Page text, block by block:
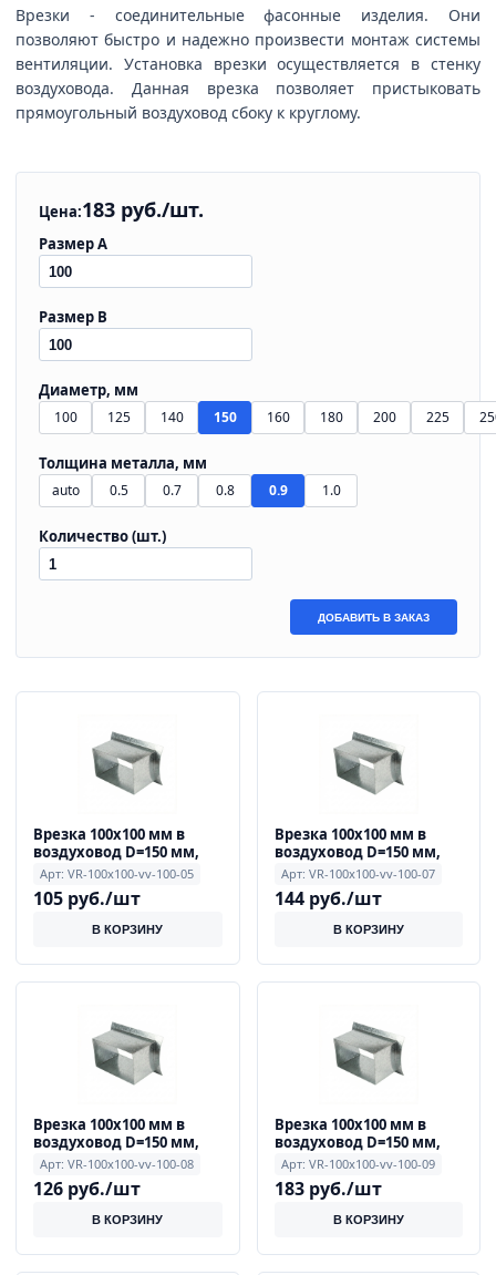
Врезки - соединительные фасонные изделия. Они
позволяют быстро и надежно произвести монтаж системы
вентиляции. Установка врезки осуществляется в стенку
воздуховода. Данная врезка позволяет пристыковать
прямоугольный воздуховод сбоку к круглому.
Цена:183 руб./шт.
Размер А
Размер B
Диаметр, мм
100 125 140 150 160 180 200 225
Толщина металла, мм
auto 0.5 0.7 0.8 0.9 1.0
Количество (шт.)
ДОБАВИТЬ В ЗАКАЗ
Врезка 100x100 мм в
воздуховод D=150 мм,
0.9 мм
Арт: VR-100x100-vv-100-05
105 руб./шт
В КОРЗИНУ
Врезка 100x100 мм в
воздуховод D=150 мм,
0.9 мм
Арт: VR-100x100-vv-100-07
144 руб./шт
В КОРЗИНУ
Врезка 100x100 мм в
воздуховод D=150 мм,
0.9 мм
Арт: VR-100x100-vv-100-08
126 руб./шт
В КОРЗИНУ
Врезка 100x100 мм в
воздуховод D=150 мм,
0.9 мм
Арт: VR-100x100-vv-100-09
183 руб./шт
В КОРЗИНУ